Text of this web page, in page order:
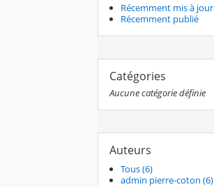
Récemment mis à jour
Récemment publié
Catégories
Aucune catégorie définie
Auteurs
Tous (6)
admin pierre-coton (6)